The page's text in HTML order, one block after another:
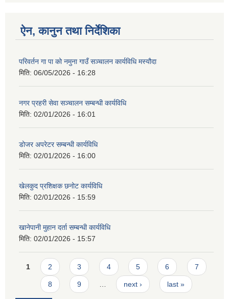
ऐन, कानुन तथा निर्देशिका
परिवर्तन गा पा को नमुना गाउँ सञ्चालन कार्यविधि मस्यौदा
मिति: 06/05/2026 - 16:28
नगर प्रहरी सेवा सञ्चालन सम्बन्धी कार्यविधि
मिति: 02/01/2026 - 16:01
डोजर अपरेटर सम्बन्धी कार्यविधि
मिति: 02/01/2026 - 16:00
खेलकुद प्रशिक्षक छनोट कार्यविधि
मिति: 02/01/2026 - 15:59
खानेपानी मुहान दर्ता सम्बन्धी कार्यविधि
मिति: 02/01/2026 - 15:57
Pages
1 2 3 4 5 6 7
8 9 next › last »